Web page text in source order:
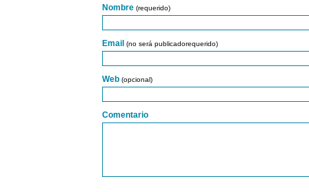
Nombre (requerido)
Email (no será publicadorequerido)
Web (opcional)
Comentario